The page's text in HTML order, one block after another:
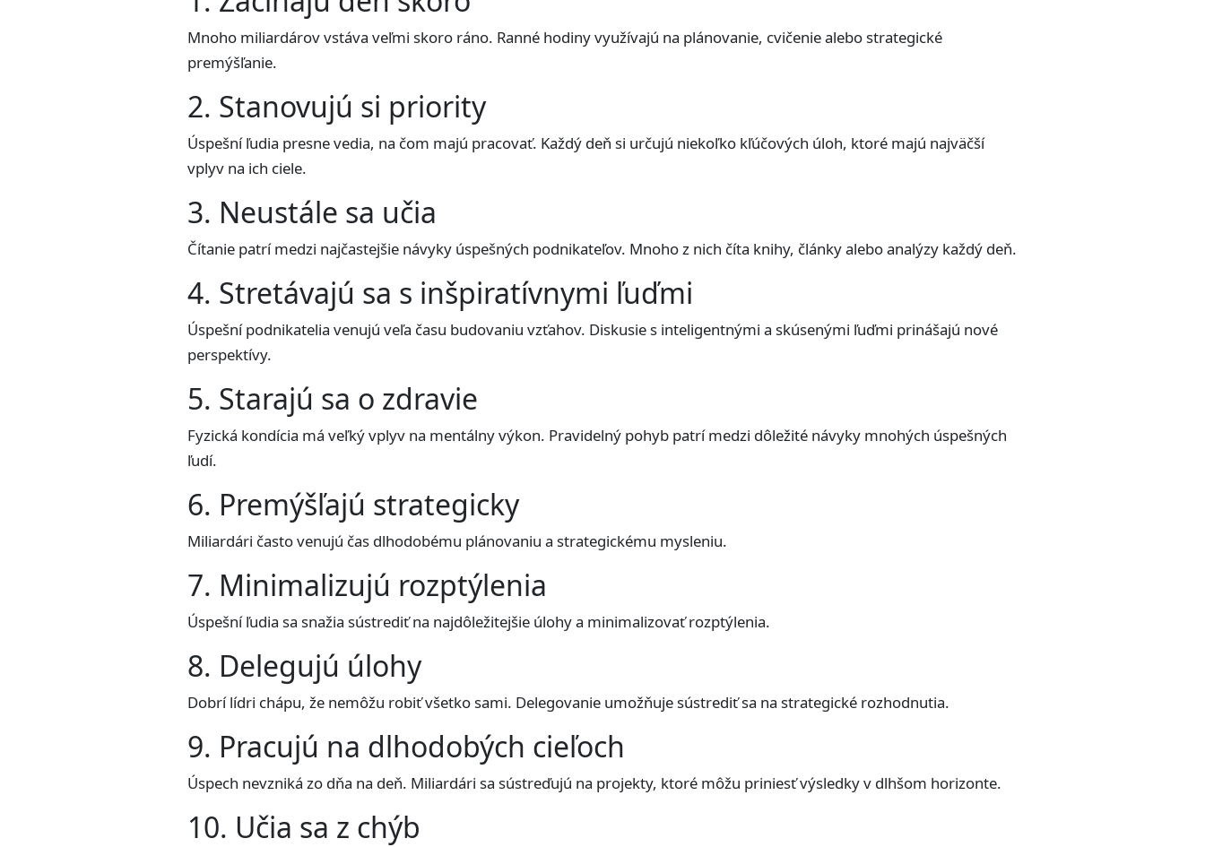
Mnoho miliardárov vstáva veľmi skoro ráno. Ranné hodiny využívajú na plánovanie, cvičenie alebo strategické
premýšľanie.
2. Stanovujú si priority
Úspešní ľudia presne vedia, na čom majú pracovať. Každý deň si určujú niekoľko kľúčových úloh, ktoré majú najväčší
vplyv na ich ciele.
3. Neustále sa učia
Čítanie patrí medzi najčastejšie návyky úspešných podnikateľov. Mnoho z nich číta knihy, články alebo analýzy každý deň.
4. Stretávajú sa s inšpiratívnymi ľuďmi
Úspešní podnikatelia venujú veľa času budovaniu vzťahov. Diskusie s inteligentnými a skúsenými ľuďmi prinášajú nové
perspektívy.
5. Starajú sa o zdravie
Fyzická kondícia má veľký vplyv na mentálny výkon. Pravidelný pohyb patrí medzi dôležité návyky mnohých úspešných
ľudí.
6. Premýšľajú strategicky
Miliardári často venujú čas dlhodobému plánovaniu a strategickému mysleniu.
7. Minimalizujú rozptýlenia
Úspešní ľudia sa snažia sústrediť na najdôležitejšie úlohy a minimalizovať rozptýlenia.
8. Delegujú úlohy
Dobrí lídri chápu, že nemôžu robiť všetko sami. Delegovanie umožňuje sústrediť sa na strategické rozhodnutia.
9. Pracujú na dlhodobých cieľoch
Úspech nevzniká zo dňa na deň. Miliardári sa sústreďujú na projekty, ktoré môžu priniesť výsledky v dlhšom horizonte.
10. Učia sa z chýb